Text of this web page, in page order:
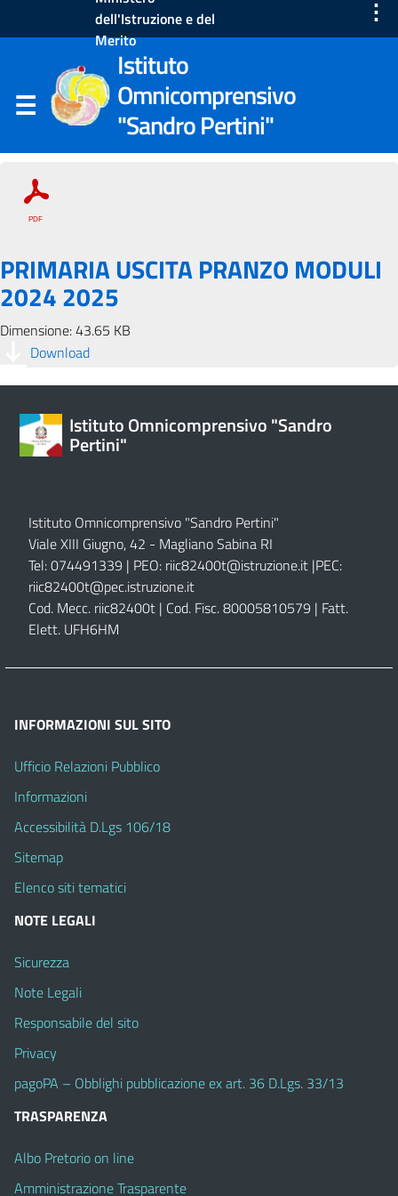
dell'Istruzione e del
Merito
⋮
Istituto
Omnicomprensivo
"Sandro Pertini"
PRIMARIA USCITA PRANZO MODULI
2024 2025
Dimensione: 43.65 KB
Download
Istituto Omnicomprensivo "Sandro
Pertini"
Istituto Omnicomprensivo "Sandro Pertini"
Viale XIII Giugno, 42 - Magliano Sabina RI
Tel: 074491339 | PEO: riic82400t@istruzione.it |PEC:
riic82400t@pec.istruzione.it
Cod. Mecc. riic82400t | Cod. Fisc. 80005810579 | Fatt.
Elett. UFH6HM
INFORMAZIONI SUL SITO
Ufficio Relazioni Pubblico
Informazioni
Accessibilità D.Lgs 106/18
Sitemap
Elenco siti tematici
NOTE LEGALI
Sicurezza
Note Legali
Responsabile del sito
Privacy
pagoPA – Obblighi pubblicazione ex art. 36 D.Lgs. 33/13
TRASPARENZA
Albo Pretorio on line
Amministrazione Trasparente